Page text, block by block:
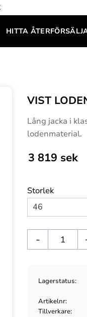
HITTA
VIST
Lång jacka i
lodenmaterial.
3 819 sek
Storlek
-
Lagerstatus
Artikelnr
Tillverkare